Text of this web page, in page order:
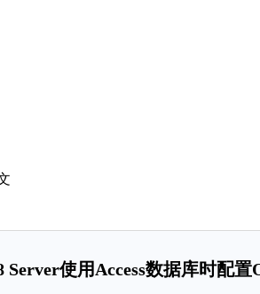
Server使用Access数据库时配置